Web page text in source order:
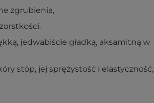
zgrubienia,
jedwabiście gładką, aksamitną w
stóp, jej sprężystość i elastyczność,